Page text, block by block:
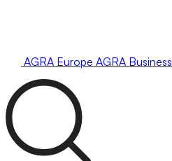
AGRA Europe AGRA Business